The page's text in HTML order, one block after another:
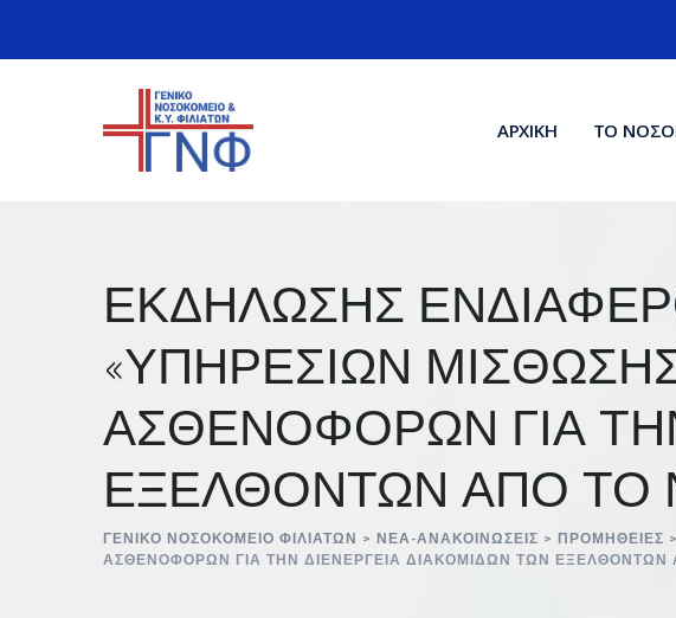
ΑΡΧΙΚΗ ΤΟ
ΕΚΔΗΛΩΣΗΣ
«ΥΠΗΡΕΣΙΩΝ
ΑΣΘΕΝΟΦΟΡΩΝ ΓΙΑ
ΕΞΕΛΘΟΝΤΩΝ ΑΠΟ ΤΟ
ΓΕΝΙΚΌ ΝΟΣΟΚΟΜΕΊΟ ΦΙΛΙΑΤΏΝ > ΝΈΑ-ΑΝΑΚΟΙΝΏΣΕΙΣ > ΠΡΟΜΉΘΕΙΕΣ >
ΑΣΘΕΝΟΦΟΡΩΝ ΓΙΑ ΤΗΝ ΔΙΕΝΕΡΓΕΙΑ ΔΙΑΚΟΜΙΔΩΝ ΤΩΝ ΕΞΕΛΘΟΝΤΩΝ